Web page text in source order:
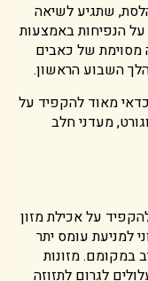
שתגיע לשיאה
על הנפיחות באמצעות
מסוימת של כאבים
השבוע הראשון.
מאוד להקפיד על
מעדני חלב
על אכילת מזון
למניעת עומס יתר
במקומם. מזונות
לגרום לתזוזה